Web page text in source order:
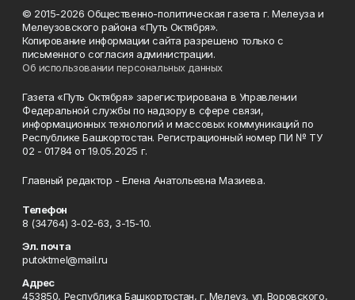
© 2015-2026 Общественно-политическая газета г. Мелеуза и
Мелеузовского района «Путь Октября».
Копирование информации сайта разрешено только с
письменного согласия администрации.
Об использовании персональных данных
Газета «Путь Октября» зарегистрирована в Управлении
Федеральной службы по надзору в сфере связи,
информационных технологий и массовых коммуникаций по
Республике Башкортостан. Регистрационный номер ПИ № ТУ
02 - 01784 от 19.05.2025 г.
Главный редактор - Елена Анатольевна Мазиева.
Телефон
8 (34764) 3-02-63, 3-15-10.
Эл. почта
putoktmel@mail.ru
Адрес
453850, Республика Башкортостан, г. Мелеуз, ул. Воровского,